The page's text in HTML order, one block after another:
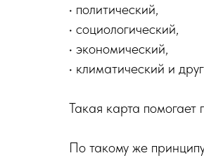
• политический,
• социологический,
• экономический,
• климатический и
Такая карта помогает
По такому же